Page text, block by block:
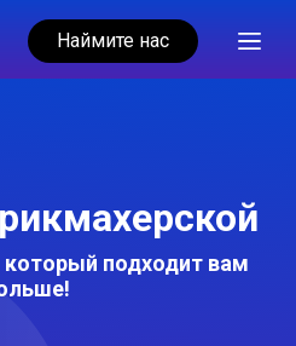
Наймите нас
подходит вам